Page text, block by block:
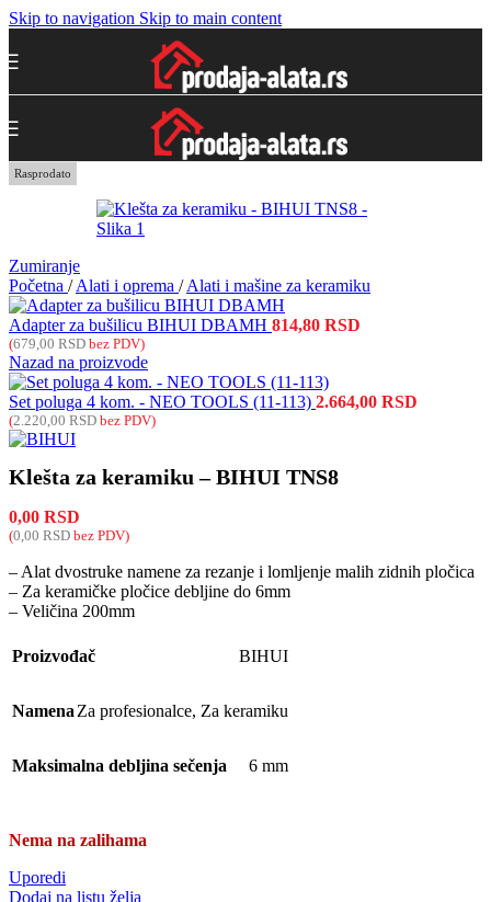
Skip to navigation Skip to main content
Rasprodato
Zumiranje
Početna / Alati i oprema / Alati i mašine za keramiku
Adapter za bušilicu BIHUI DBAMH 814,80 RSD
(679,00 RSD bez PDV)
Nazad na proizvode
Set poluga 4 kom. - NEO TOOLS (11-113) 2.664,00 RSD
(2.220,00 RSD bez PDV)
Klešta za keramiku – BIHUI TNS8
0,00 RSD
(0,00 RSD bez PDV)
– Alat dvostruke namene za rezanje i lomljenje malih zidnih pločica
– Za keramičke pločice debljine do 6mm
– Veličina 200mm
Proizvođač BIHUI
Namena Za profesionalce, Za keramiku
Maksimalna debljina sečenja 6 mm
Nema na zalihama
Uporedi
Dodaj na listu želja